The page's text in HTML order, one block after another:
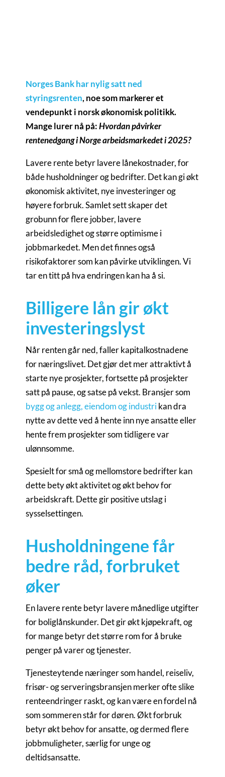
Norges Bank har nylig satt ned
styringsrenten, noe som markerer et
vendepunkt i norsk økonomisk politikk.
Mange lurer nå på:Hvordan påvirker
rentenedgang i Norge arbeidsmarkedet i 2025?
Lavere rente betyr lavere lånekostnader, for
både husholdninger og bedrifter. Det kan gi økt
økonomisk aktivitet, nye investeringer og
høyere forbruk. Samlet sett skaper det
grobunn for flere jobber, lavere
arbeidsledighet og større optimisme i
jobbmarkedet. Men det finnes også
risikofaktorer som kan påvirke utviklingen. Vi
tar en titt på hva endringen kan ha å si.
Billigere lån gir økt
investeringslyst
Når renten går ned, faller kapitalkostnadene
for næringslivet. Det gjør det mer attraktivt å
starte nye prosjekter, fortsette på prosjekter
satt på pause, og satse på vekst. Bransjer som
bygg og anlegg, eiendom og industrikan dra
nytte av dette ved å hente inn nye ansatte eller
hente frem prosjekter som tidligere var
ulønnsomme.
Spesielt for små og mellomstore bedrifter kan
dette bety økt aktivitet og økt behov for
arbeidskraft. Dette gir positive utslag i
sysselsettingen.
Husholdningene får
bedre råd, forbruket
øker
En lavere rente betyr lavere månedlige utgifter
for boliglånskunder. Det gir økt kjøpekraft, og
for mange betyr det større rom for å bruke
penger på varer og tjenester.
Tjenesteytende næringer som handel, reiseliv,
frisør- og serveringsbransjen merker ofte slike
renteendringer raskt, og kan være en fordel nå
som sommeren står for døren. Økt forbruk
betyr økt behov for ansatte, og dermed flere
jobbmuligheter, særlig for unge og
deltidsansatte.